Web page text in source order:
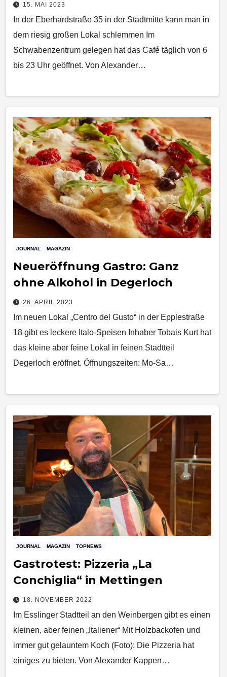
15. MAI 2023
In der Eberhardstraße 35 in der Stadtmitte kann man in
dem riesig großen Lokal schlemmen Im
Schwabenzentrum gelegen hat das Café täglich von 6
bis 23 Uhr geöffnet. Von Alexander…
JOURNAL MAGAZIN
Neueröffnung Gastro: Ganz
ohne Alkohol in Degerloch
26. APRIL 2023
Im neuen Lokal „Centro del Gusto“ in der Epplestraße
18 gibt es leckere Italo-Speisen Inhaber Tobais Kurt hat
das kleine aber feine Lokal in feinen Stadtteil
Degerloch eröffnet. Öffnungszeiten: Mo-Sa…
JOURNAL MAGAZIN TOPNEWS
Gastrotest: Pizzeria „La
Conchiglia“ in Mettingen
18. NOVEMBER 2022
Im Esslinger Stadtteil an den Weinbergen gibt es einen
kleinen, aber feinen „Italiener“ Mit Holzbackofen und
immer gut gelauntem Koch (Foto): Die Pizzeria hat
einiges zu bieten. Von Alexander Kappen…